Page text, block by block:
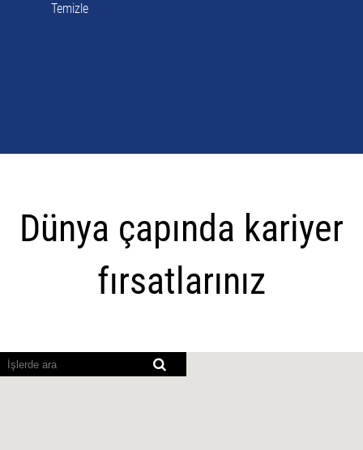
Temizle
Dünya
kariyer
fırsatlarınız
Dünya çapında kariyer
fırsatlarınız
Ekran
okuyucular